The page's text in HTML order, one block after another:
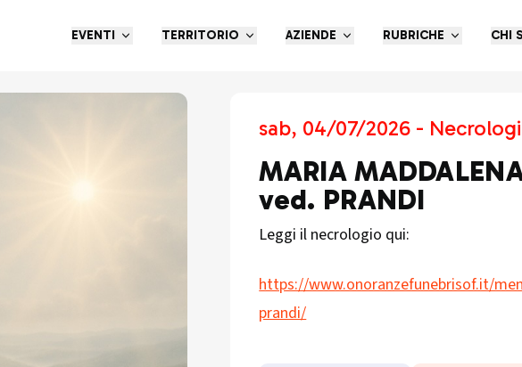
EVENTI TERRITORIO AZIENDE RUBRICHE CHI
sab, 04/07/2026 - Necrologi
MARIA
ved. PRANDI
Leggi il necrologio qui:
https://www.onoranzefunebrisof.it/
prandi/